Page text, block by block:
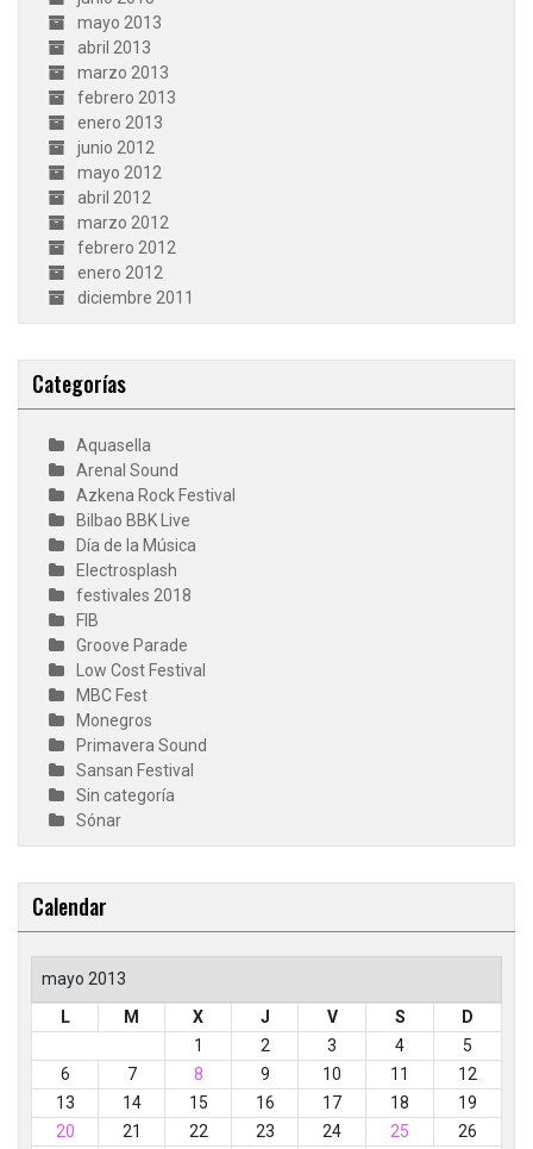
mayo 2013
abril 2013
marzo 2013
febrero 2013
enero 2013
junio 2012
mayo 2012
abril 2012
marzo 2012
febrero 2012
enero 2012
diciembre 2011
Categorías
Aquasella
Arenal Sound
Azkena Rock Festival
Bilbao BBK Live
Día de la Música
Electrosplash
festivales 2018
FIB
Groove Parade
Low Cost Festival
MBC Fest
Monegros
Primavera Sound
Sansan Festival
Sin categoría
Sónar
Calendar
mayo 2013
L
M X J V S
D
1
2 3 4
5
6
7 8 9 10 11
12
13
14 15 16 17 18
19
20
21 22 23 24 25
26